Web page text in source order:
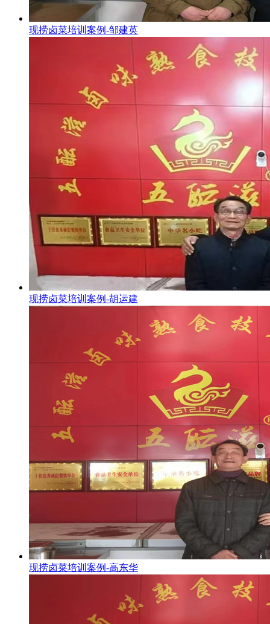
现捞卤菜培训案例-邹建英
现捞卤菜培训案例-胡运建
现捞卤菜培训案例-高东华